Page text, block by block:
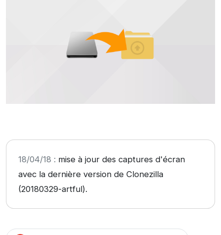
18/04/18 : mise à jour des captures d'écran
avec la dernière version de Clonezilla
(20180329-artful).